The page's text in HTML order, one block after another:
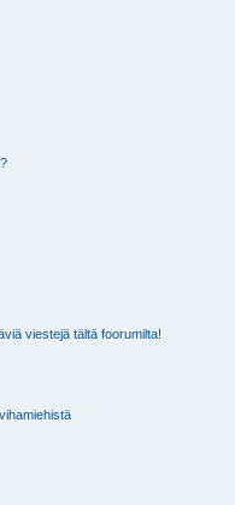
viestejä tältä foorumilta!